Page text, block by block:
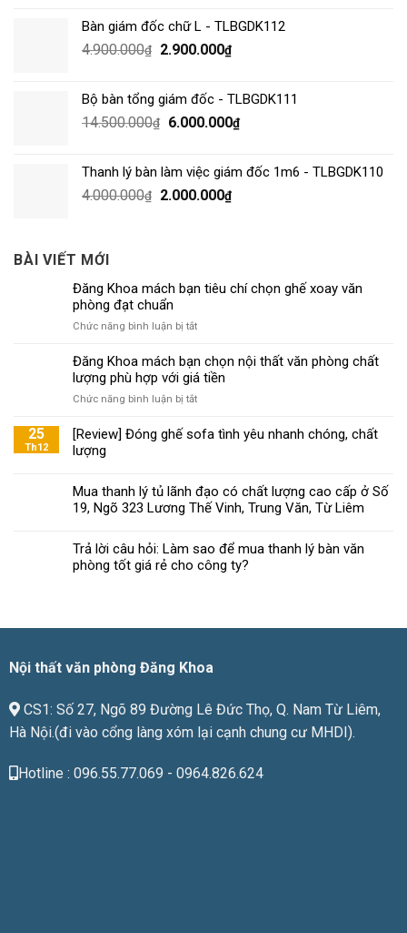
Bàn giám đốc chữ L - TLBGDK112
4.900.000₫ 2.900.000₫
Bộ bàn tổng giám đốc - TLBGDK111
14.500.000₫ 6.000.000₫
Thanh lý bàn làm việc giám đốc 1m6 - TLBGDK110
4.000.000₫ 2.000.000₫
BÀI VIẾT MỚI
Đăng Khoa mách bạn tiêu chí chọn ghế xoay văn
phòng đạt chuẩn
Chức năng bình luận bị tắtở
Khoa
mách
tiêu
chọn
phòng
đạt
Đăng Khoa mách bạn chọn nội thất văn phòng chất
lượng phù hợp với giá tiền
Chức năng bình luận bị tắtở
Khoa
nội
thất
chất
lượng
giá
25
Th12
[Review] Đóng ghế sofa tình yêu nhanh chóng, chất
lượng
Mua thanh lý tủ lãnh đạo có chất lượng cao cấp ở Số
19, Ngõ 323 Lương Thế Vinh, Trung Văn, Từ Liêm
Trả lời câu hỏi: Làm sao để mua thanh lý bàn văn
phòng tốt giá rẻ cho công ty?
Nội thất văn phòng Đăng Khoa
CS1: Số 27, Ngõ 89 Đường Lê Đức Thọ, Q. Nam Từ Liêm,
Hà Nội.(đi vào cổng làng xóm lại cạnh chung cư MHDI).
Hotline : 096.55.77.069 - 0964.826.624